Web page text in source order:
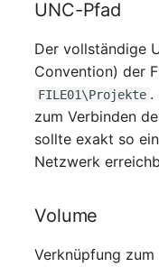
Printbox
Rack-Segment
Raum
Replikationsobjekt
UNC-Pfad
Der vollständige
Convention) der
FILE01\Projekte .
zum Verbinden
sollte exakt so
Netzwerk
Volume
Verknüpfung